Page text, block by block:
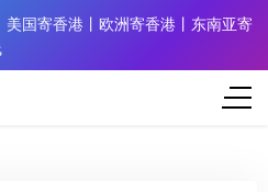
国寄香港丨欧洲寄香港丨东南亚寄